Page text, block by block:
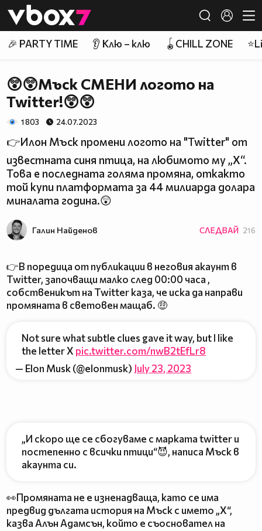
👾
🎉 PARTY TIME 👂 Клю – клю 🪀CHILL ZONE
😲😲Мъск СМЕНИ логото на
Twitter!😲😲
1 803 24.07.2023
👉Илон Мъск промени логото на "Twitter" от
известната синя птица, на любимото му „X“.
Toва е последната голяма промяна, откакто
той купи платформата за 44 милиарда долара
миналата година.😲
Галин Найденов СЛЕДВАЙ 216
👉В поредица от публикации в неговия акаунт в
Twitter, започващи малко след 00:00 часа ,
собственикът на Twitter каза, че иска да направи
промяната в световен мащаб. 🤑
Not sure what subtle clues gave it way, but I like
the letter X pic.twitter.com/nwB2tEfLr8
— Elon Musk (@elonmusk) July 23, 2023
„И скоро ще се сбогуваме с марката twitter и
постепенно с всички птици“😈, написа Мъск в
акаунта си.
👀Промяната не е изненадваща, като се има
предвид дългата история на Мъск с името „X“,
казва Алън Адамсън, който е съосновател на